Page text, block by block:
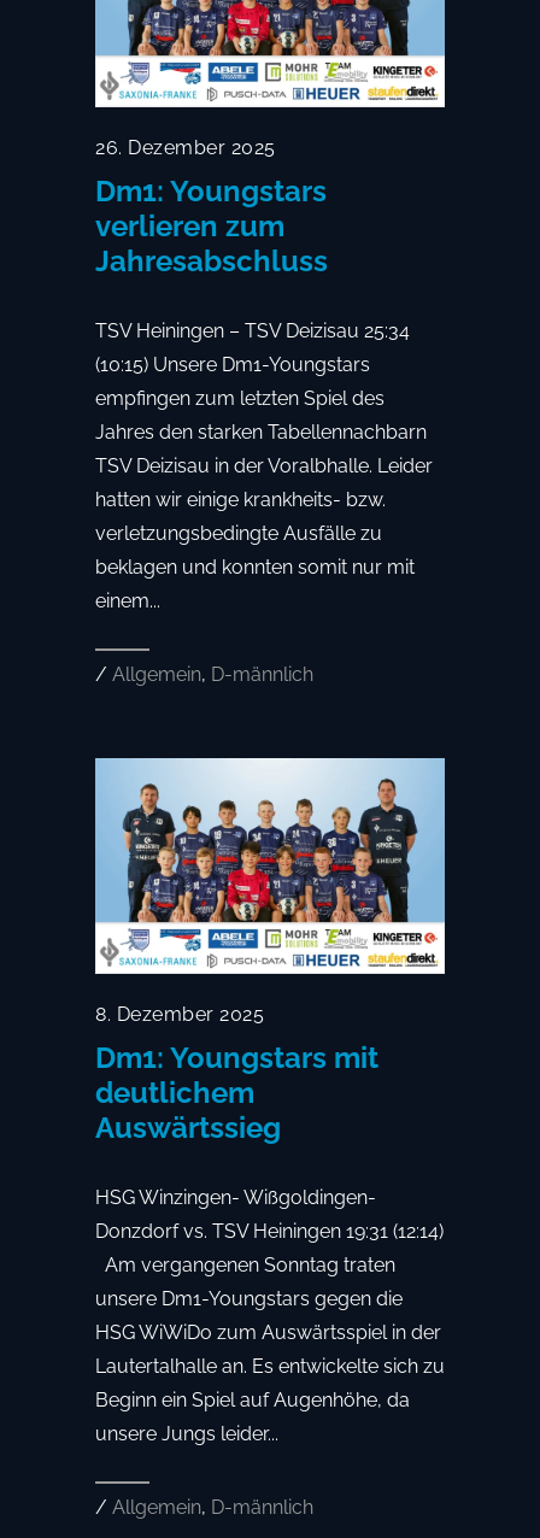
26. Dezember 2025
Dm1: Youngstars
verlieren zum
Jahresabschluss
TSV Heiningen – TSV Deizisau 25:34
(10:15) Unsere Dm1-Youngstars
empfingen zum letzten Spiel des
Jahres den starken Tabellennachbarn
TSV Deizisau in der Voralbhalle. Leider
hatten wir einige krankheits- bzw.
verletzungsbedingte Ausfälle zu
beklagen und konnten somit nur mit
einem...
/ Allgemein, D-männlich
8. Dezember 2025
Dm1: Youngstars mit
deutlichem
Auswärtssieg
HSG Winzingen- Wißgoldingen-
Donzdorf vs. TSV Heiningen 19:31 (12:14)
Am vergangenen Sonntag traten
unsere Dm1-Youngstars gegen die
HSG WiWiDo zum Auswärtsspiel in der
Lautertalhalle an. Es entwickelte sich zu
Beginn ein Spiel auf Augenhöhe, da
unsere Jungs leider...
/ Allgemein, D-männlich